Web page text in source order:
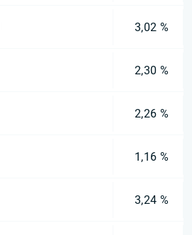
3,02 %
2,30 %
2,26 %
1,16 %
3,24 %